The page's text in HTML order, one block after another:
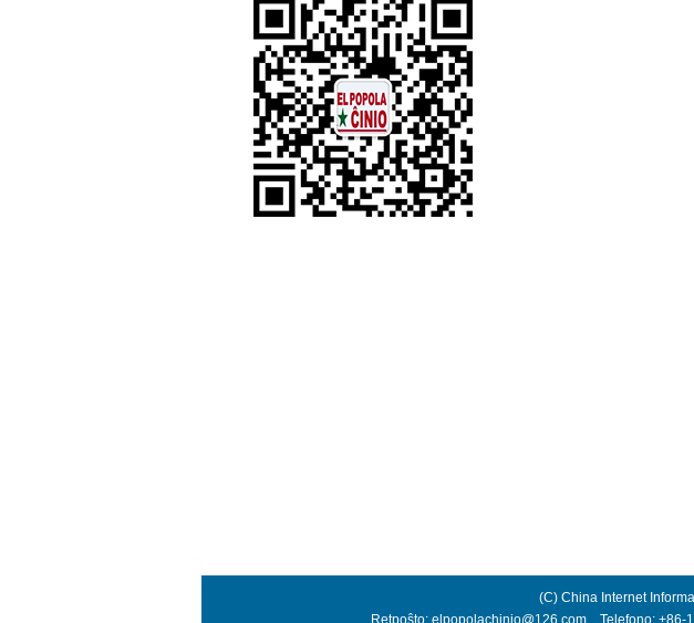
(C) China Internet
Retpoŝto: elpopolachinio@126.com Telefono: